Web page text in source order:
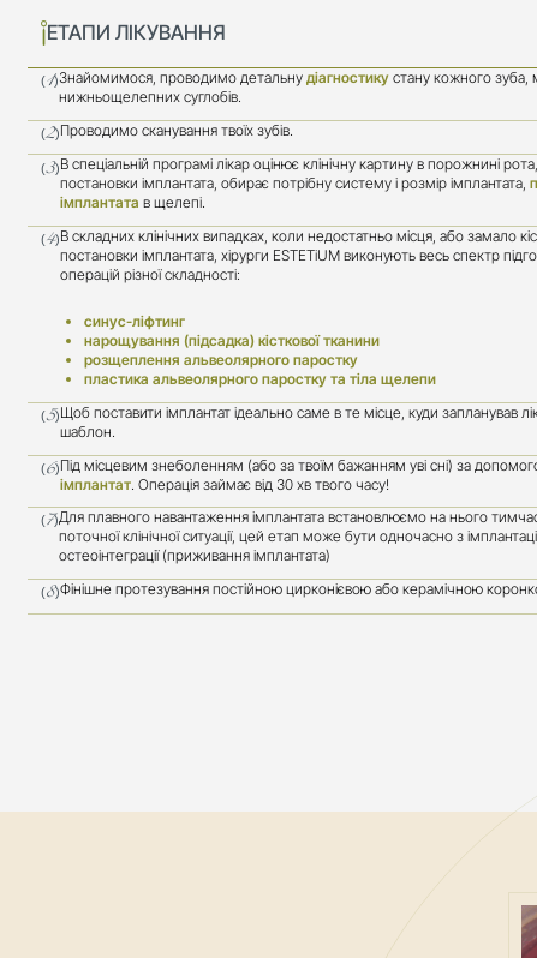
ЕТАПИ ЛІКУВАННЯ
(1)Знайомимося, проводимо детальну діагностикустану кожного зуба,
нижньощелепних суглобів.
(2)Проводимо сканування твоїх зубів.
(3)В спеціальній програмі лікар оцінює клінічну картину в порожнині
постановки імплантата, обирає потрібну систему і розмір імплантата,
імплантата в щелепі.
(4)В складних клінічних випадках, коли недостатньо місця, або замало
постановки імплантата, хірурги ESTETiUM виконують весь спектр
операцій різної складності:
синус-ліфтинг
нарощування (підсадка) кісткової тканини
розщеплення альвеолярного паростку
пластика альвеолярного паростку та тіла щелепи
(5)Щоб поставити імплантат ідеально саме в те місце, куди запланував
шаблон.
(6)Під місцевим знеболенням (або за твоїм бажанням уві сні) за
імплантат. Операція займає від 30 хв твого часу!
(7)Для плавного навантаження імплантата встановлюємо на нього
поточної клінічної ситуації, цей етап може бути одночасно з
остеоінтеграції (приживання імплантата)
(8)Фінішне протезування постійною цирконієвою або керамічною